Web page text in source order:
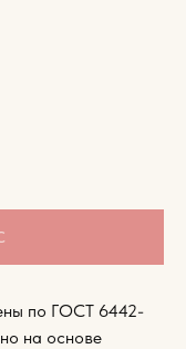
по ГОСТ 6442-
на основе